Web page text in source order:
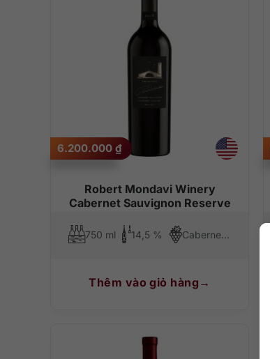
Robert Mondavi Winery
Cabernet Sauvignon Reserve
6.200.000 ₫
750 ml 14,5 % Cabernet Sauvignon
Thêm vào giỏ hàng